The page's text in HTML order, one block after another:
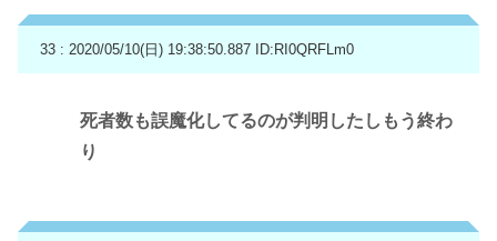
33 : 2020/05/10(日) 19:38:50.887 ID:RI0QRFLm0
死者数も誤魔化してるのが判明したしもう終わ
り